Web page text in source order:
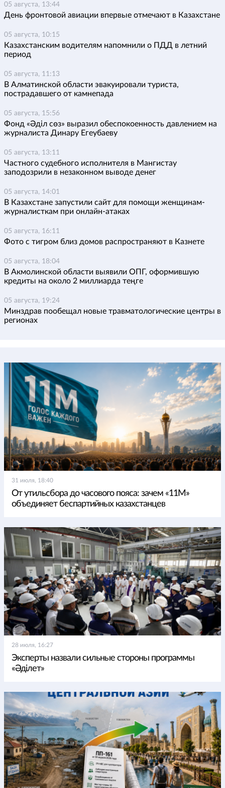
05 августа, 13:44
День фронтовой авиации впервые отмечают в Казахстане
05 августа, 10:15
Казахстанским водителям напомнили о ПДД в летний
период
05 августа, 11:13
В Алматинской области эвакуировали туриста,
пострадавшего от камнепада
05 августа, 15:56
Фонд «Әділ сөз» выразил обеспокоенность давлением на
журналиста Динару Егеубаеву
05 августа, 13:11
Частного судебного исполнителя в Мангистау
заподозрили в незаконном выводе денег
05 августа, 14:01
В Казахстане запустили сайт для помощи женщинам-
журналисткам при онлайн-атаках
05 августа, 16:11
Фото с тигром близ домов распространяют в Казнете
05 августа, 18:04
В Акмолинской области выявили ОПГ, оформившую
кредиты на около 2 миллиарда теңге
05 августа, 19:24
Минздрав пообещал новые травматологические центры в
регионах
31 июля, 18:40
От утильсбора до часового пояса: зачем «11М»
объединяет беспартийных казахстанцев
28 июля, 16:27
Эксперты назвали сильные стороны программы
«Әділет»